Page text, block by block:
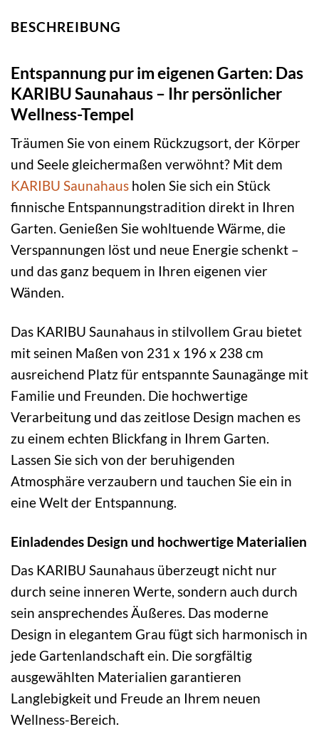
BESCHREIBUNG
Entspannung pur im eigenen Garten: Das
KARIBU Saunahaus – Ihr persönlicher
Wellness-Tempel
Träumen Sie von einem Rückzugsort, der Körper
und Seele gleichermaßen verwöhnt? Mit dem
KARIBU Saunahaus holen Sie sich ein Stück
finnische Entspannungstradition direkt in Ihren
Garten. Genießen Sie wohltuende Wärme, die
Verspannungen löst und neue Energie schenkt –
und das ganz bequem in Ihren eigenen vier
Wänden.
Das KARIBU Saunahaus in stilvollem Grau bietet
mit seinen Maßen von 231 x 196 x 238 cm
ausreichend Platz für entspannte Saunagänge mit
Familie und Freunden. Die hochwertige
Verarbeitung und das zeitlose Design machen es
zu einem echten Blickfang in Ihrem Garten.
Lassen Sie sich von der beruhigenden
Atmosphäre verzaubern und tauchen Sie ein in
eine Welt der Entspannung.
Einladendes Design und hochwertige Materialien
Das KARIBU Saunahaus überzeugt nicht nur
durch seine inneren Werte, sondern auch durch
sein ansprechendes Äußeres. Das moderne
Design in elegantem Grau fügt sich harmonisch in
jede Gartenlandschaft ein. Die sorgfältig
ausgewählten Materialien garantieren
Langlebigkeit und Freude an Ihrem neuen
Wellness-Bereich.